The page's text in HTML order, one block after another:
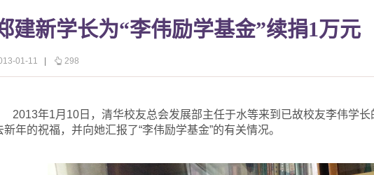
建新学长为“李伟励学基金”续捐1万元
01-11 298
2013年1月10日，清华校友总会发展部主任于水等来到已故校友李伟学
新年的祝福，并向她汇报了“李伟励学基金”的有关情况。